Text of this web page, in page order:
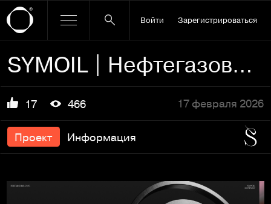
Войти Зарегистрироваться
SYMOIL | Нефтегазовая компания
17 466 17 февраля 2026
Проект Информация